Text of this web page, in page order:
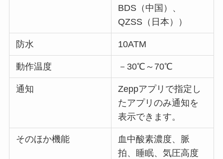
BDS（中国）、
QZSS（日本））
防水 10ATM
動作温度 －30℃～70℃
通知
Zeppアプリで指定し
たアプリのみ通知を
表示できます。
そのほか機能
血中酸素濃度、脈
拍、睡眠、気圧高度